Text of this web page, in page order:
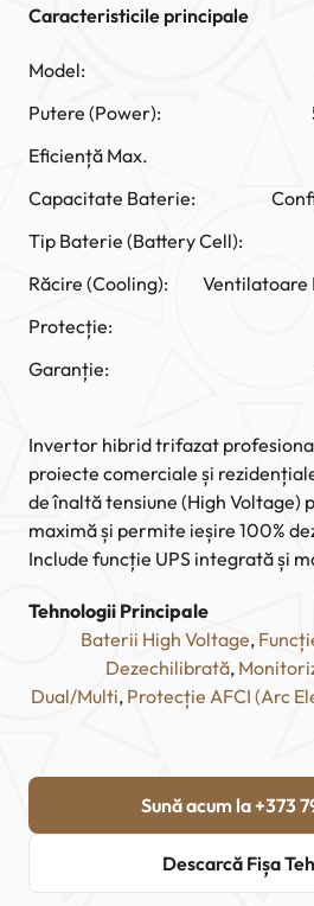
Caracteristicile principale
Model:
Putere (Power):
Eficiență Max.
Capacitate Baterie:
Tip Baterie (Battery Cell):
Răcire (Cooling):
Ventilatoare
Protecție:
Garanție:
Invertor hibrid trifazat
proiecte comerciale și
de înaltă tensiune (High Voltage)
maximă și permite ieșire 100%
Include funcție UPS integrată și
Tehnologii Principale
Baterii High Voltage,
Dezechilibrată,
Dual/Multi, Protecție AFCI (Arc
Sună acum la +373
Descarcă Fișa